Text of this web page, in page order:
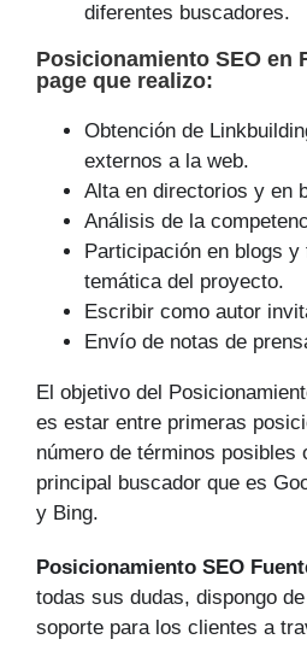
diferentes buscadores.
Posicionamiento SEO en
page que realizo:
Obtención de
externos a la web.
Alta en directorios y en
Análisis de la
Participación en blogs
temática del proyecto.
Escribir como autor
Envío de notas de
El objetivo del
es estar entre primeras
número de tér­minos posibles
principal buscador que es
y Bing.
Posicionamiento SEO
todas sus dudas, dispongo
soporte para los clientes a